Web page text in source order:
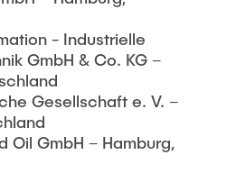
- Industrielle
GmbH & Co. KG –
Gesellschaft e. V. –
Oil GmbH – Hamburg,